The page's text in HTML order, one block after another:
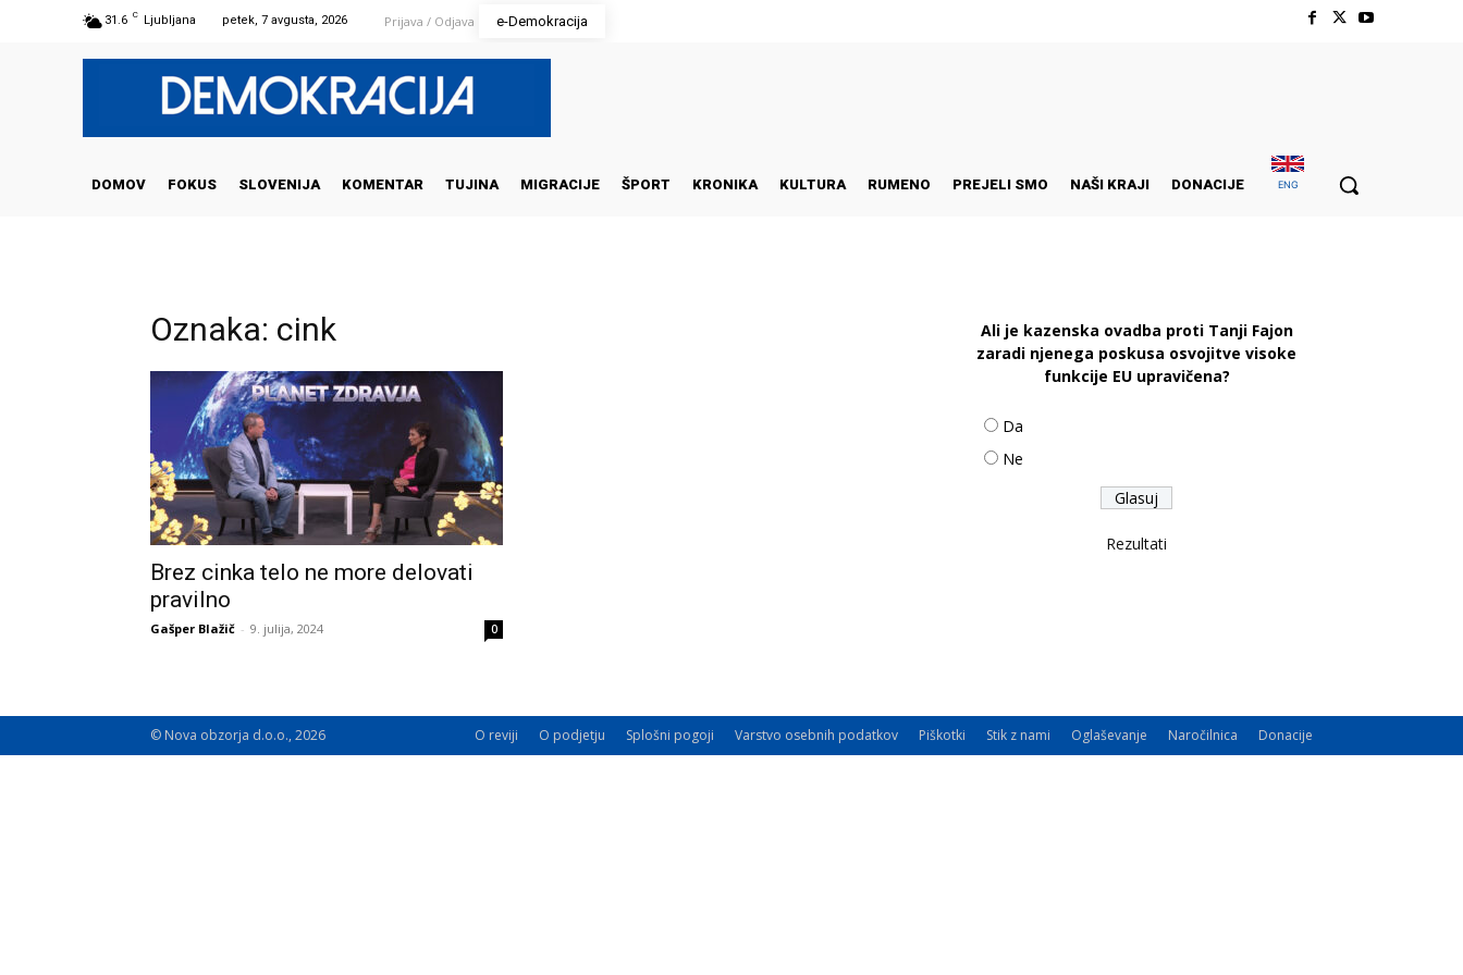
31.6 C Ljubljana petek, 7 avgusta, 2026 Prijava / Odjava e-Demokracija
DOMOV FOKUS SLOVENIJA KOMENTAR TUJINA MIGRACIJE ŠPORT KRONIKA KULTURA RUMENO PREJELI SMO NAŠI KRAJI DONACIJE ENG
Oznaka: cink
Brez cinka telo ne more delovati
pravilno
Gašper Blažič - 9. julija, 2024 0
Ali je kazenska ovadba proti Tanji Fajon
zaradi njenega poskusa osvojitve visoke
funkcije EU upravičena?
Da
Ne
Rezultati
O reviji O podjetju Splošni pogoji Varstvo osebnih podatkov Piškotki Stik z nami Oglaševanje Naročilnica Donacije
© Nova obzorja d.o.o., 2026